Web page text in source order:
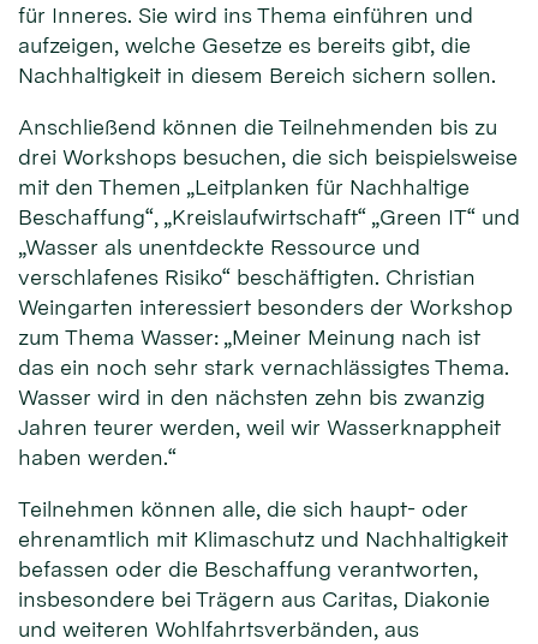
für Inneres. Sie wird ins Thema einführen und
aufzeigen, welche Gesetze es bereits gibt, die
Nachhaltigkeit in diesem Bereich sichern sollen.
Anschließend können die Teilnehmenden bis zu
drei Workshops besuchen, die sich beispielsweise
mit den Themen „Leitplanken für Nachhaltige
Beschaffung“, „Kreislaufwirtschaft“ „Green IT“ und
„Wasser als unentdeckte Ressource und
verschlafenes Risiko“ beschäftigten. Christian
Weingarten interessiert besonders der Workshop
zum Thema Wasser: „Meiner Meinung nach ist
das ein noch sehr stark vernachlässigtes Thema.
Wasser wird in den nächsten zehn bis zwanzig
Jahren teurer werden, weil wir Wasserknappheit
haben werden.“
Teilnehmen können alle, die sich haupt- oder
ehrenamtlich mit Klimaschutz und Nachhaltigkeit
befassen oder die Beschaffung verantworten,
insbesondere bei Trägern aus Caritas, Diakonie
und weiteren Wohlfahrtsverbänden, aus